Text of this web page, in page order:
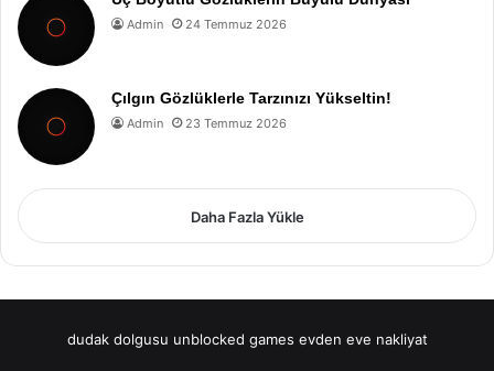
Admin 24 Temmuz 2026
Çılgın Gözlüklerle Tarzınızı Yükseltin!
Admin 23 Temmuz 2026
Daha Fazla Yükle
dudak dolgusu unblocked games evden eve nakliyat